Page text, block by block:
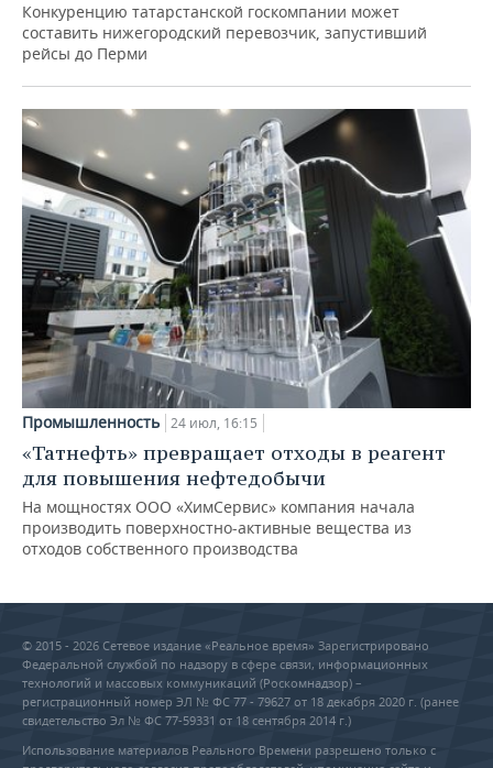
Конкуренцию татарстанской госкомпании может
составить нижегородский перевозчик, запустивший
рейсы до Перми
Промышленность 24 июл, 16:15
«Татнефть» превращает отходы в реагент
для повышения нефтедобычи
На мощностях ООО «ХимСервис» компания начала
производить поверхностно-активные вещества из
отходов собственного производства
© 2015 - 2026 Сетевое издание «Реальное время» Зарегистрировано
Федеральной службой по надзору в сфере связи, информационных
технологий и массовых коммуникаций (Роскомнадзор) –
регистрационный номер ЭЛ № ФС 77 - 79627 от 18 декабря 2020 г. (ранее
свидетельство Эл № ФС 77-59331 от 18 сентября 2014 г.)
Использование материалов Реального Времени разрешено только с